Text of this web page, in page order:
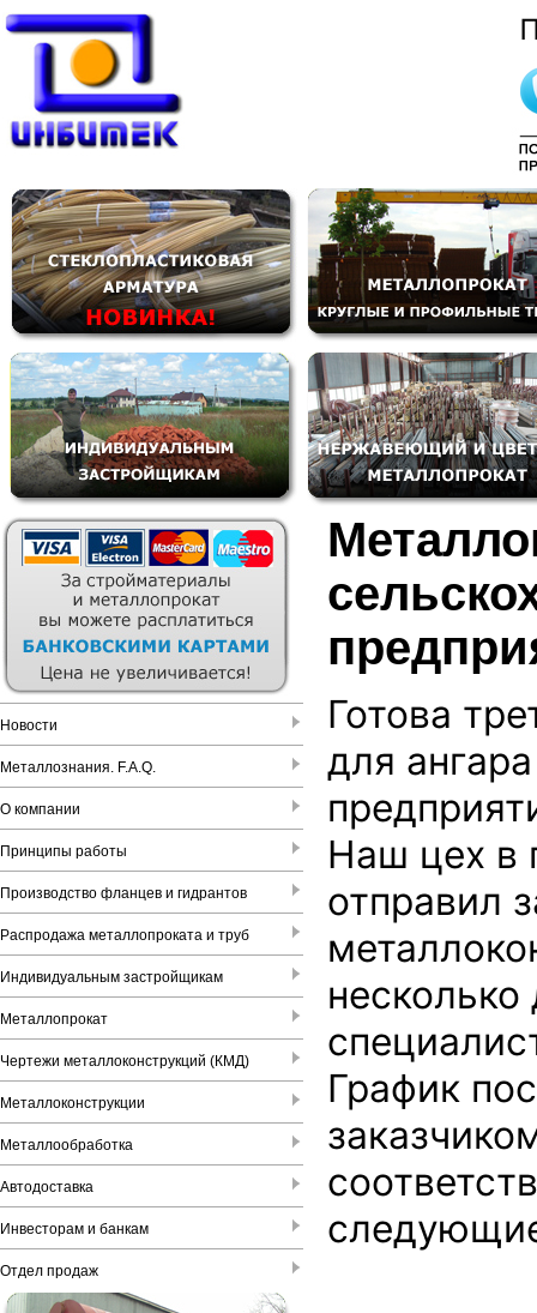
Новости
Металлознания. F.A.Q.
О компании
Принципы работы
Производство фланцев и гидрантов
Распродажа металлопроката и труб
Индивидуальным застройщикам
Металлопрокат
Чертежи металлоконструкций (КМД)
Металлоконструкции
Металлообработка
Автодоставка
Инвесторам и банкам
Отдел продаж
Готова
для
Наш цех в
отправил
График